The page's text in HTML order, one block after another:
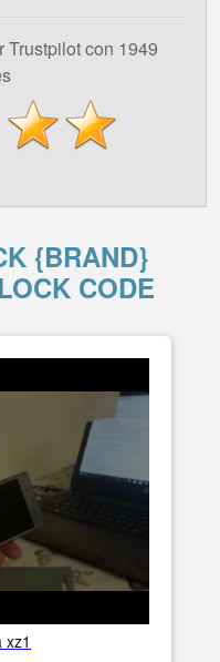
Trustpilot con 1949
{BRAND}
CODE
xz1